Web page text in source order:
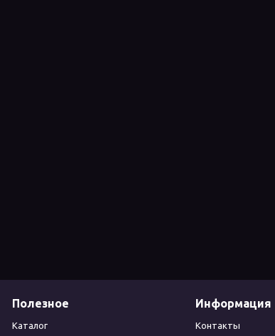
Полезное
Каталог
Информация
Контакты